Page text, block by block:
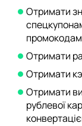
Отримати
Отримати
Отримати
Отримати
рублевої